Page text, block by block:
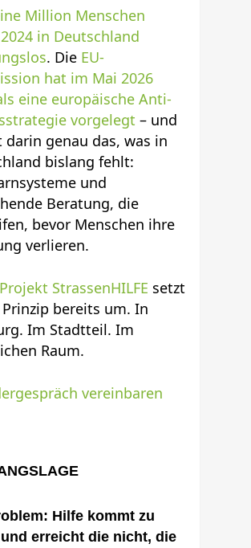
Million Menschen
in Deutschland
. Die EU-
hat im Mai 2026
eine europäische Anti-
vorgelegt – und
genau das, was in
bislang fehlt:
und
Beratung, die
bevor Menschen ihre
verlieren.
StrassenHILFE setzt
bereits um. In
Im Stadtteil. Im
Raum.
vereinbaren
Hilfe kommt zu
erreicht die nicht, die